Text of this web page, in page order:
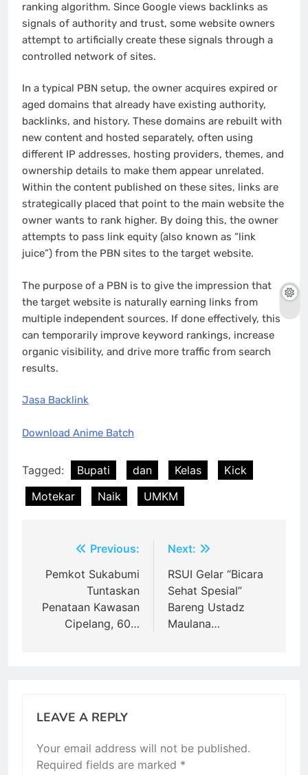
ranking algorithm. Since Google views backlinks as
signals of authority and trust, some website owners
attempt to artificially create these signals through a
controlled network of sites.
In a typical PBN setup, the owner acquires expired or
aged domains that already have existing authority,
backlinks, and history. These domains are rebuilt with
new content and hosted separately, often using
different IP addresses, hosting providers, themes, and
ownership details to make them appear unrelated.
Within the content published on these sites, links are
strategically placed that point to the main website the
owner wants to rank higher. By doing this, the owner
attempts to pass link equity (also known as “link
juice”) from the PBN sites to the target website.
The purpose of a PBN is to give the impression that
the target website is naturally earning links from
multiple independent sources. If done effectively, this
can temporarily improve keyword rankings, increase
organic visibility, and drive more traffic from search
results.
Jasa Backlink
Download Anime Batch
Tagged: Bupati dan Kelas
Kick
Motekar
Naik UMKM
navigation
Previous:
Pemkot Sukabumi
Tuntaskan
Penataan Kawasan
Cipelang, 60…
Next:
RSUI Gelar “Bicara
Sehat Spesial”
Bareng Ustadz
Maulana…
LEAVE A REPLY
Your email address will not be published.
Required fields are marked *